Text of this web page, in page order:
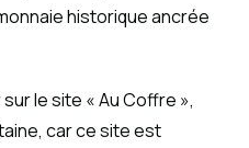
historique ancrée
le site « Au Coffre »,
car ce site est